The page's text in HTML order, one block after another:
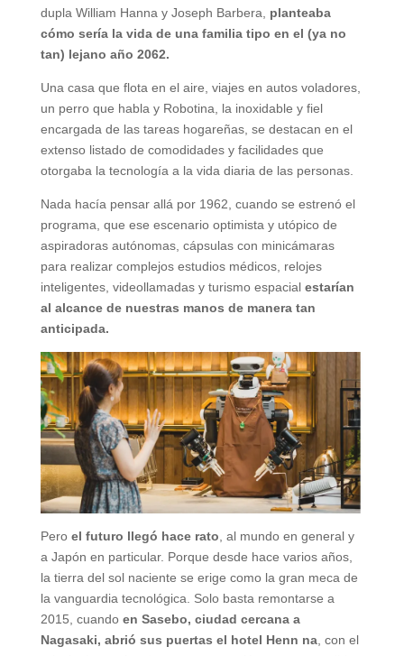
dupla William Hanna y Joseph Barbera, planteaba
cómo sería la vida de una familia tipo en el (ya no
tan) lejano año 2062.
Una casa que flota en el aire, viajes en autos voladores,
un perro que habla y Robotina, la inoxidable y fiel
encargada de las tareas hogareñas, se destacan en el
extenso listado de comodidades y facilidades que
otorgaba la tecnología a la vida diaria de las personas.
Nada hacía pensar allá por 1962, cuando se estrenó el
programa, que ese escenario optimista y utópico de
aspiradoras autónomas, cápsulas con minicámaras
para realizar complejos estudios médicos, relojes
inteligentes, videollamadas y turismo espacial estarían
al alcance de nuestras manos de manera tan
anticipada.
Pero el futuro llegó hace rato , al mundo en general y
a Japón en particular. Porque desde hace varios años,
la tierra del sol naciente se erige como la gran meca de
la vanguardia tecnológica. Solo basta remontarse a
2015, cuando en Sasebo, ciudad cercana a
Nagasaki, abrió sus puertas el hotel Henn na, con el